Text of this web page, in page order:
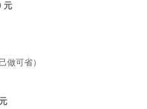
元
做可省）